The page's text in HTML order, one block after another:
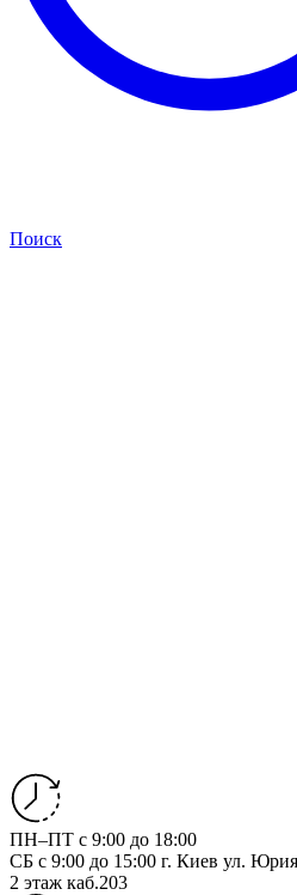
Поиск
ПН–ПТ с 9:00 до 18:00
СБ с 9:00 до 15:00 г. Киев ул.
2 этаж каб.203